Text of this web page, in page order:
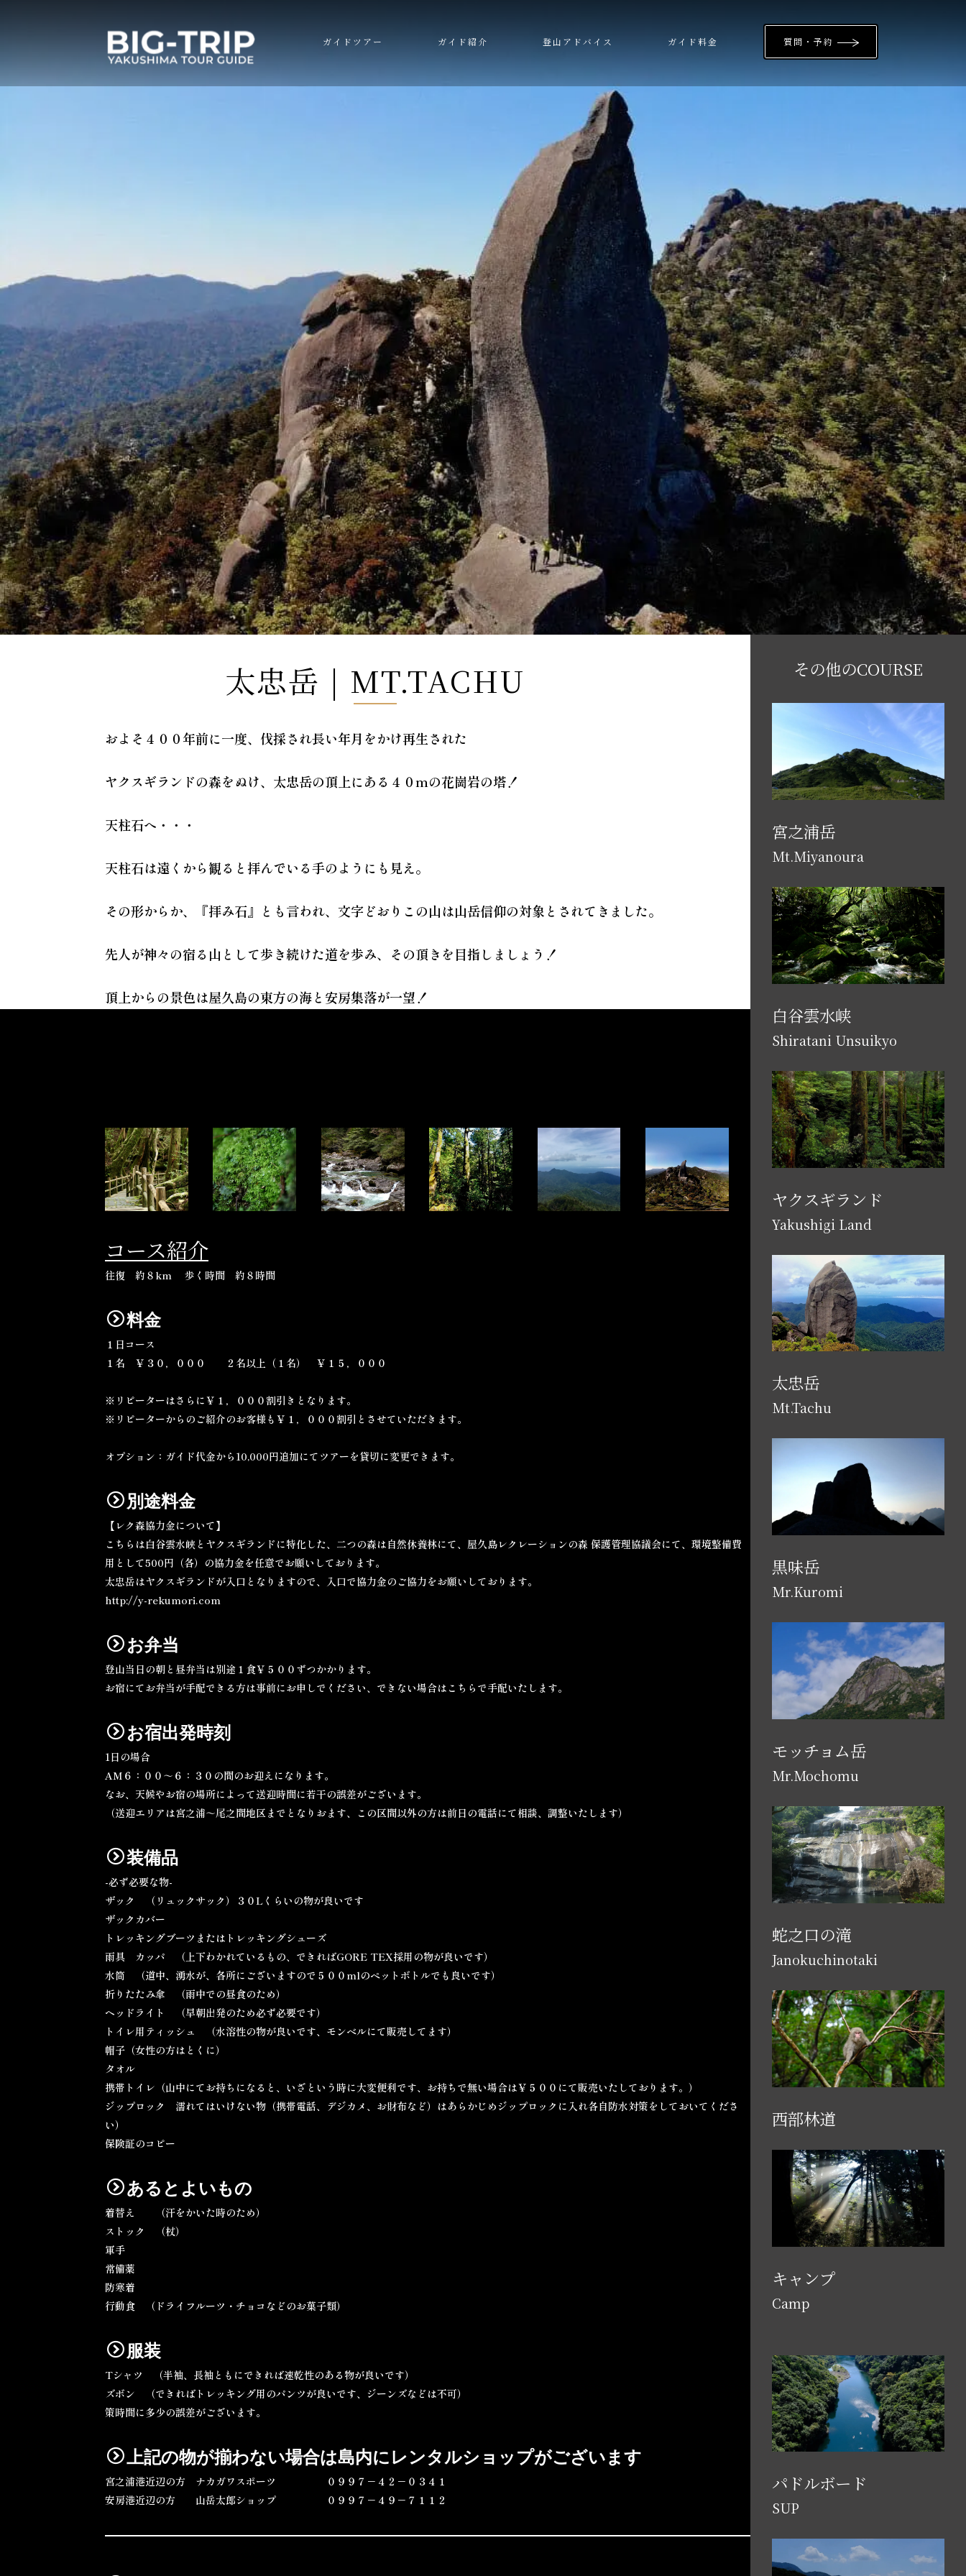
ガイドツアー ガイド紹介 登山アドバイス ガイド料金 質問・予約
太忠岳 | MT.TACHU
およそ４００年前に一度、伐採され長い年月をかけ再生された
ヤクスギランドの森をぬけ、太忠岳の頂上にある４０mの花崗岩の塔！
天柱石へ・・・
天柱石は遠くから観ると拝んでいる手のようにも見え。
その形からか、『拝み石』とも言われ、文字どおりこの山は山岳信仰の対象とされてきました。
先人が神々の宿る山として歩き続けた道を歩み、その頂きを目指しましょう！
頂上からの景色は屋久島の東方の海と安房集落が一望！
コース紹介
往復 約８km 歩く時間 約８時間
料金
１日コース
１名 ￥３０，０００ ２名以上（１名） ￥１５，０００
※リピーターはさらに￥１，０００割引きとなります。
※リピーターからのご紹介のお客様も￥１，０００割引とさせていただきます。
オプション：ガイド代金から10,000円追加にてツアーを貸切に変更できます。
別途料金
【レク森協力金について】
こちらは白谷雲水峡とヤクスギランドに特化した、二つの森は自然休養林にて、屋久島レクレーションの森 保護管理協議会にて、環境整備費
用として500円（各）の協力金を任意でお願いしております。
太忠岳はヤクスギランドが入口となりますので、入口で協力金のご協力をお願いしております。
http://y-rekumori.com
お弁当
登山当日の朝と昼弁当は別途１食￥５００ずつかかります。
お宿にてお弁当が手配できる方は事前にお申しでください、できない場合はこちらで手配いたします。
お宿出発時刻
1日の場合
AM６：００～６：３０の間のお迎えになります。
なお、天候やお宿の場所によって送迎時間に若干の誤差がございます。
（送迎エリアは宮之浦～尾之間地区までとなりおます、この区間以外の方は前日の電話にて相談、調整いたします）
装備品
-必ず必要な物-
ザック （リュックサック）３０Lくらいの物が良いです
ザックカバー
トレッキングブーツまたはトレッキングシューズ
雨具 カッパ （上下わかれているもの、できればGORE TEX採用の物が良いです）
水筒 （道中、湧水が、各所にございますので５００mlのペットボトルでも良いです）
折りたたみ傘 （雨中での昼食のため）
ヘッドライト （早朝出発のため必ず必要です）
トイレ用ティッシュ （水溶性の物が良いです、モンベルにて販売してます）
帽子（女性の方はとくに）
タオル
携帯トイレ（山中にてお持ちになると、いざという時に大変便利です、お持ちで無い場合は￥５００にて販売いたしております。）
ジップロック 濡れてはいけない物（携帯電話、デジカメ、お財布など）はあらかじめジップロックに入れ各自防水対策をしておいてくださ
い）
保険証のコピー
あるとよいもの
着替え （汗をかいた時のため）
ストック （杖）
軍手
常備薬
防寒着
行動食 （ドライフルーツ・チョコなどのお菓子類）
服装
Tシャツ （半袖、長袖ともにできれば速乾性のある物が良いです）
ズボン （できればトレッキング用のパンツが良いです、ジーンズなどは不可）
策時間に多少の誤差がございます。
上記の物が揃わない場合は島内にレンタルショップがございます
宮之浦港近辺の方 ナカガワスポーツ ０９９７－４２－０３４１
安房港近辺の方 山岳太郎ショップ ０９９７－４９－７１１２
その他のCOURSE
宮之浦岳
Mt.Miyanoura
白谷雲水峡
Shiratani Unsuikyo
ヤクスギランド
Yakushigi Land
太忠岳
Mt.Tachu
黒味岳
Mr.Kuromi
モッチョム岳
Mr.Mochomu
蛇之口の滝
Janokuchinotaki
西部林道
キャンプ
Camp
パドルボード
SUP